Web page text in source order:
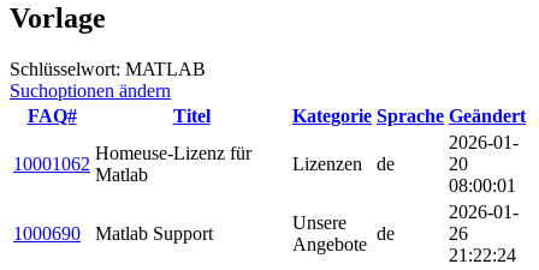
Vorlage
Schlüsselwort: MATLAB
Suchoptionen ändern
FAQ#
Titel Kategorie Sprache Geändert
10001062
Homeuse-Lizenz für
Matlab
Lizenzen de
2026-01-
20
08:00:01
1000690 Matlab Support
Unsere
Angebote
de
2026-01-
26
21:22:24